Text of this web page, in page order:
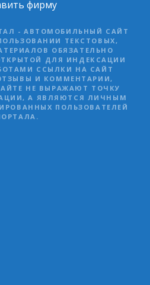
фирму
- АВТОМОБИЛЬНЫЙ САЙТ
ТЕКСТОВЫХ,
ОБЯЗАТЕЛЬНО
ДЛЯ ИНДЕКСАЦИИ
ССЫЛКИ НА САЙТ
ОТЗЫВЫ И КОММЕНТАРИИ,
НЕ ВЫРАЖАЮТ ТОЧКУ
А ЯВЛЯЮТСЯ ЛИЧНЫМ
ПОЛЬЗОВАТЕЛЕЙ